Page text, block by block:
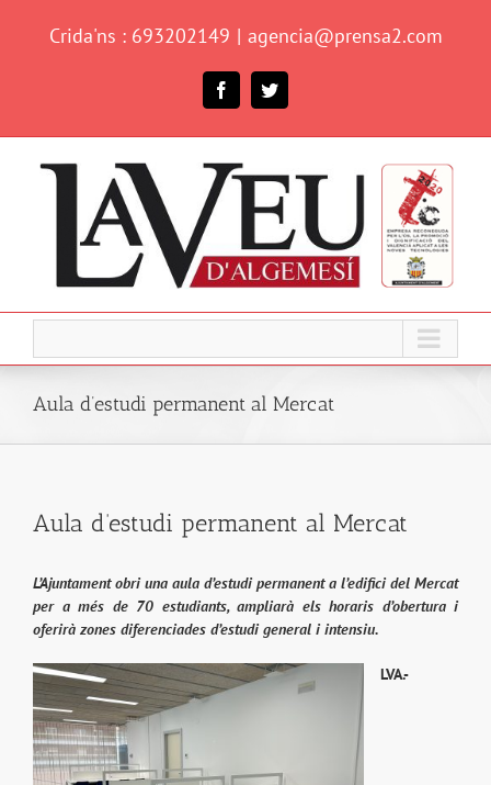
Crida'ns : 693202149 | agencia@prensa2.com
FacebookTwitter
Aula d’estudi permanent al Mercat
Aula d’estudi permanent al Mercat
L’Ajuntament obri una aula d’estudi permanent a l’edifici del Mercat
per a més de 70 estudiants, ampliarà els horaris d’obertura i
oferirà zones diferenciades d’estudi general i intensiu.
LVA.-